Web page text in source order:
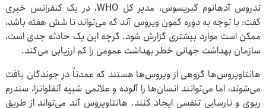
تدروس آدهانوم گبریسوس، مدیر کل WHO، در یک کنفرانس خبری
گفت: با توجه به دوره کمون ویروس آند که می‌تواند تا شش هفته باشد،
ممکن است موارد بیشتری گزارش شود. گرچه این یک حادثه جدی است،
سازمان بهداشت جهانی خطر بهداشت عمومی را کم ارزیابی می‌کند.
هانتاویروس‌ها گروهی از ویروس‌ها هستند که عمدتاً در جوندگان یافت
می‌شوند، اما می‌توانند انسان‌ها را آلوده و علائمی شبیه آنفلوانزا، سندرم
ریوی و نارسایی تنفسی ایجاد کنند. هانتاویروس آند می‌تواند از طریق